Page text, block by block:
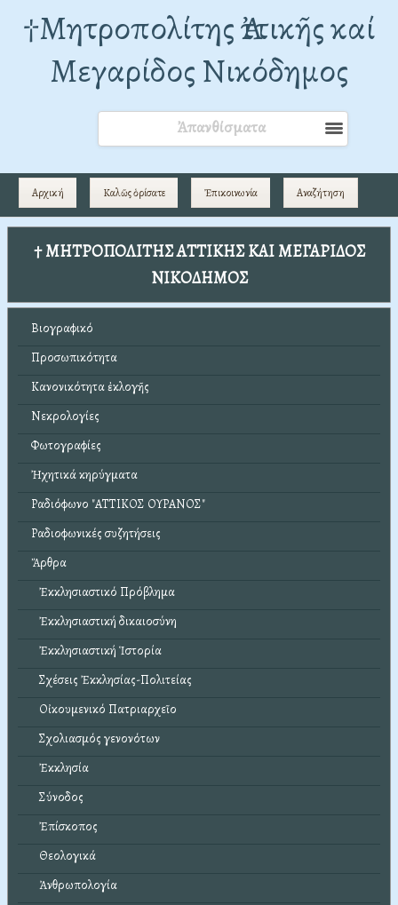
†Mητροπολίτης Ἀττικῆς καί
Μεγαρίδος Νικόδημος
Ἀπανθίσματα
Αρχική Καλῶς ὁρίσατε Ἐπικοινωνία Αναζήτηση
† ΜΗΤΡΟΠΟΛΙΤΗΣ ΑΤΤΙΚΗΣ ΚΑΙ ΜΕΓΑΡΙΔΟΣ
ΝΙΚΟΔΗΜΟΣ
Βιογραφικό
Προσωπικότητα
Κανονικότητα ἐκλογῆς
Νεκρολογίες
Φωτογραφίες
Ἠχητικά κηρύγματα
Ραδιόφωνο "ΑΤΤΙΚΟΣ ΟΥΡΑΝΟΣ"
Ραδιοφωνικές συζητήσεις
Ἄρθρα
Ἐκκλησιαστικό Πρόβλημα
Ἐκκλησιαστική δικαιοσύνη
Ἐκκλησιαστική Ἱστορία
Σχέσεις Ἐκκλησίας-Πολιτείας
Οἰκουμενικό Πατριαρχεῖο
Σχολιασμός γενονότων
Ἐκκλησία
Σύνοδος
Ἐπίσκοπος
Θεολογικά
Ἀνθρωπολογία